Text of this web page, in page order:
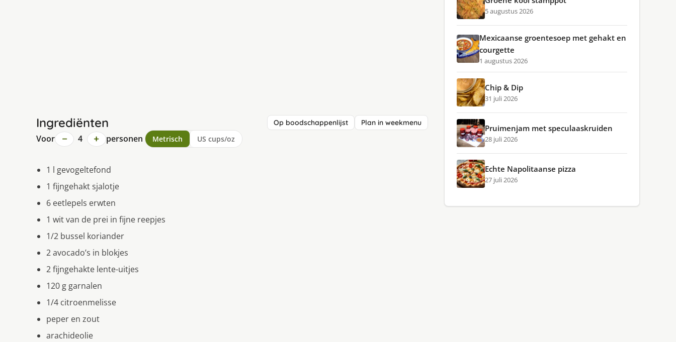
Ingrediënten Op boodschappenlijst Plan in weekmenu
Voor − 4 + personen Metrisch US cups/oz
1 l gevogeltefond
1 fijngehakt sjalotje
6 eetlepels erwten
1 wit van de prei in fijne reepjes
1/2 bussel koriander
2 avocado’s in blokjes
2 fijngehakte lente-uitjes
120 g garnalen
1/4 citroenmelisse
peper en zout
arachideolie
5 augustus 2026
Mexicaanse groentesoep met gehakt en
courgette
1 augustus 2026
Chip & Dip
31 juli 2026
Pruimenjam met speculaaskruiden
28 juli 2026
Echte Napolitaanse pizza
27 juli 2026